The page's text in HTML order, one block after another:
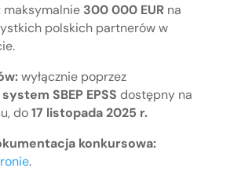
maksymalnie 300 000 EURna
polskich partnerów w
wyłącznie poprzez
SBEP EPSS dostępny na
do17 listopada 2025 r.
konkursowa:
.